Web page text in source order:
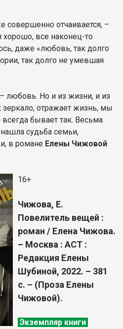
совершенно отчаивается, –
хорошо, все наконец-то
даже «любовь, так долго
так долго не умевшая
любовь. Но и из жизни, и из
зеркало, отражает жизнь, мы
всегда бывает так. Весьма
судьба семьи,
в романе Елены Чижовой
16+
Чижова, Е.
Повелитель вещей :
роман / Елена Чижова.
– Москва : АСТ :
Редакция Елены
Шубиной, 2022. – 381
с. – (Проза Елены
Чижовой).
Экземпляр книги